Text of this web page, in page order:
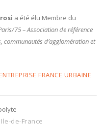
a été élu Membre du
75 – Association de référence
d’agglomération et
FRANCE URBAINE
de-France